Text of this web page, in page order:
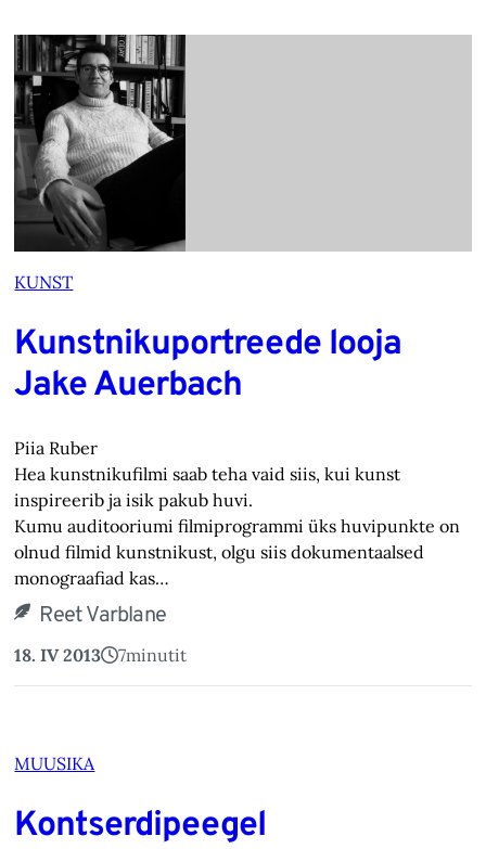
KUNST
Kunstnikuportreede looja
Jake Auerbach
Piia Ruber
Hea kunstnikufilmi saab teha vaid siis, kui kunst
inspireerib ja isik pakub huvi.
Kumu auditooriumi filmiprogrammi üks huvipunkte on
olnud filmid kunstnikust, olgu siis dokumentaalsed
monograafiad kas…
Reet Varblane
18. IV 2013 7minutit
MUUSIKA
Kontserdipeegel